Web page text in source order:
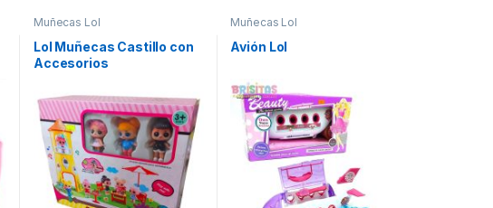
Muñecas Lol
Lol Muñecas Castillo con
Accesorios
Muñecas Lol
Avión Lol